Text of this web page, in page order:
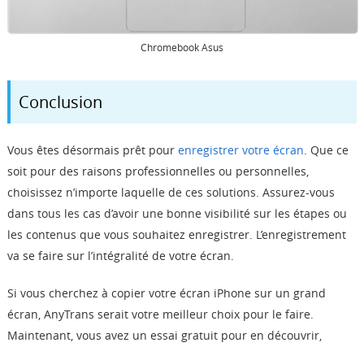
Chromebook Asus
Conclusion
Vous êtes désormais prêt pour enregistrer votre écran . Que ce
soit pour des raisons professionnelles ou personnelles,
choisissez n’importe laquelle de ces solutions. Assurez-vous
dans tous les cas d’avoir une bonne visibilité sur les étapes ou
les contenus que vous souhaitez enregistrer. L’enregistrement
va se faire sur l’intégralité de votre écran.
Si vous cherchez à copier votre écran iPhone sur un grand
écran, AnyTrans serait votre meilleur choix pour le faire.
Maintenant, vous avez un essai gratuit pour en découvrir,